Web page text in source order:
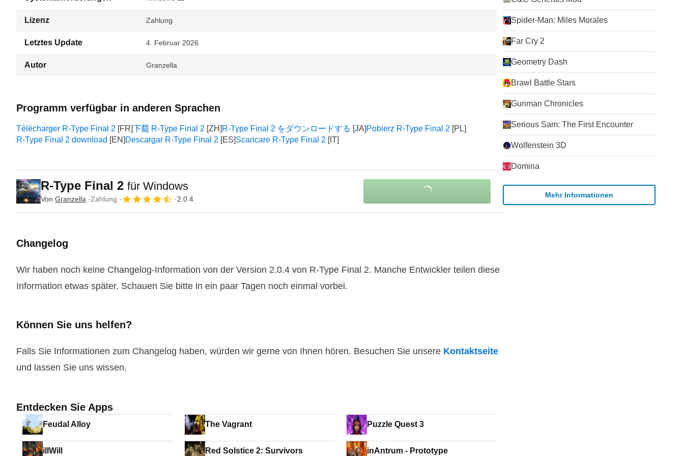
Lizenz Zahlung
Letztes Update 4. Februar 2026
Autor Granzella
Programm verfügbar in anderen Sprachen
Télécharger R-Type Final 2 下载 R-Type Final 2 R-Type Final 2 をダウンロードする
Pobierz R-Type Final 2
R-Type Final 2 download
Descargar R-Type Final 2 Scaricare R-Type Final 2
R-Type Final 2 für Windows
Von Granzella Zahlung 2.0.4
Changelog
Wir haben noch keine Changelog-Information von der Version 2.0.4 von R-Type Final 2. Manche Entwickler teilen diese
Information etwas später. Schauen Sie bitte in ein paar Tagen noch einmal vorbei.
Können Sie uns helfen?
Falls Sie Informationen zum Changelog haben, würden wir gerne von Ihnen hören. Besuchen Sie unsere Kontaktseite
und lassen Sie uns wissen.
Entdecken Sie Apps
Feudal Alloy The Vagrant Puzzle Quest 3
illWill Red Solstice 2: Survivors inAntrum - Prototype
Spider-Man: Miles Morales
Far Cry 2
Geometry Dash
Brawl Battle Stars
Gunman Chronicles
Serious Sam: The First Encounter
Wolfenstein 3D
Domina
Mehr Informationen